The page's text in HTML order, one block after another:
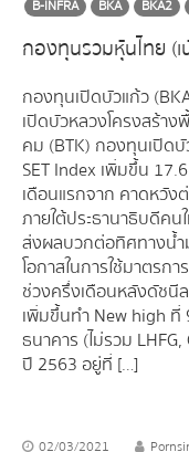
B-INFRA BKA BKA2
กองทุนรวมหุ้นไทย (เ
กองทุนเปิดบัวแก้ว
เปิดบัวหลวงโครงสร้า
คม (BTK) กองทุนเปิด
SET Index เพิ่มขึ้น
เดือนแรกจาก คาดหวัง
ภายใต้ประธานาธิบดีคน
ส่งผลบวกต่อทิศทางน้
โอกาสในการใช้มาตรก
ช่วงครึ่งเดือนหลังดัชนี
เพิ่มขึ้นทำ New high
ธนาคาร (ไม่รวม
ปี 2563 อยู่ที่ […]
02/03/2021